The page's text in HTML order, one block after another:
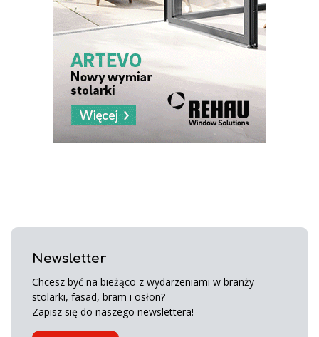
Newsletter
Chcesz być na bieżąco z wydarzeniami w branży
stolarki, fasad, bram i osłon?
Zapisz się do naszego newslettera!